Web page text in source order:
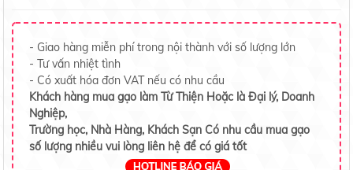
- Giao hàng miễn phí trong nội thành với số lượng lớn
- Tư vấn nhiệt tình
- Có xuất hóa đơn VAT nếu có nhu cầu
Khách hàng mua gạo làm Từ Thiện Hoặc là Đại lý, Doanh
Nghiệp,
Trường học, Nhà Hàng, Khách Sạn Có nhu cầu mua gạo
số lượng nhiều vui lòng liên hệ để có giá tốt